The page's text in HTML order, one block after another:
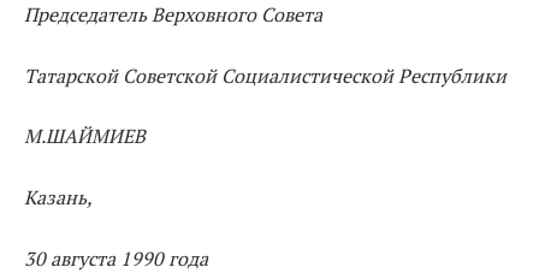
Председатель Верховного Совета
Татарской Советской Социалистической Республики
М.ШАЙМИЕВ
Казань,
30 августа 1990 года